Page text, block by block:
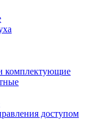
комплектующие
доступом